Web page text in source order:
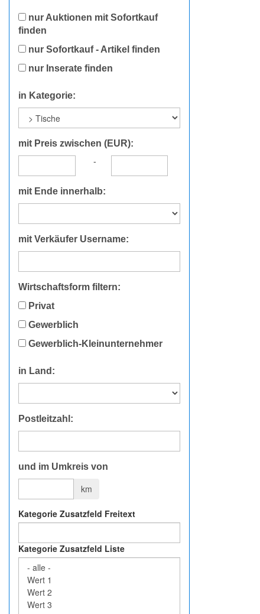
nur Auktionen mit Sofortkauf
finden
nur Sofortkauf - Artikel finden
nur Inserate finden
in Kategorie:
mit Preis zwischen (EUR):
-
mit Ende innerhalb:
mit Verkäufer Username:
Wirtschaftsform filtern:
Privat
Gewerblich
Gewerblich-Kleinunternehmer
in Land:
Postleitzahl:
und im Umkreis von
km
Kategorie Zusatzfeld Freitext
Kategorie Zusatzfeld Liste